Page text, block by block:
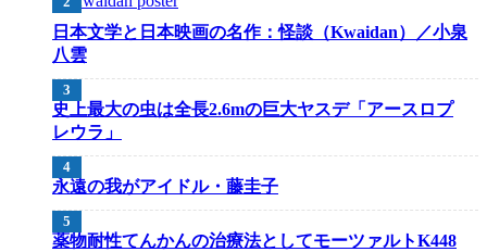
日本文学と日本映画の名作：怪談（Kwaidan）／小泉
八雲
史上最大の虫は全長2.6mの巨大ヤスデ「アースロプ
レウラ」
永遠の我がアイドル・藤圭子
薬物耐性てんかんの治療法としてモーツァルトK448